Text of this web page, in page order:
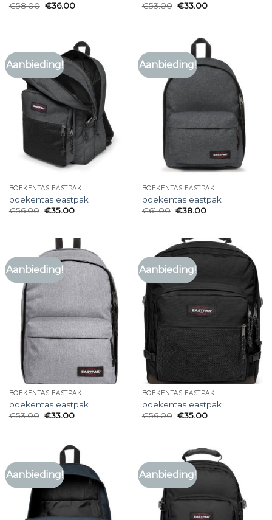
€58.00 €36.00
€53.00 €33.00
Aanbieding!
BOEKENTAS EASTPAK
boekentas eastpak
€56.00 €35.00
Aanbieding!
BOEKENTAS EASTPAK
boekentas eastpak
€61.00 €38.00
Aanbieding!
BOEKENTAS EASTPAK
boekentas eastpak
€53.00 €33.00
Aanbieding!
BOEKENTAS EASTPAK
boekentas eastpak
€56.00 €35.00
Aanbieding! Aanbieding!